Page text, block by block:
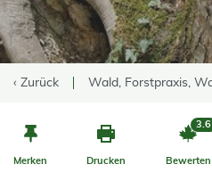
‹ Zurück Wald, Forstpraxis,
Merken Drucken Bewerten
3.6